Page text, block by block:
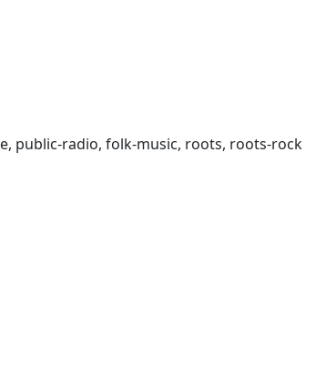
public-radio, folk-music, roots, roots-rock